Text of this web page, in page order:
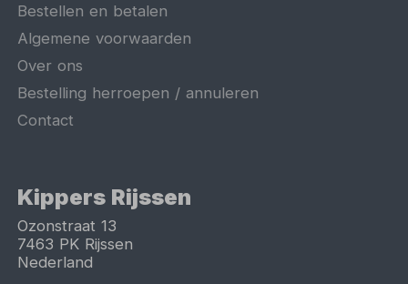
Bestellen en betalen
Algemene voorwaarden
Over ons
Bestelling herroepen / annuleren
Contact
Kippers Rijssen
Ozonstraat 13
7463 PK Rijssen
Nederland